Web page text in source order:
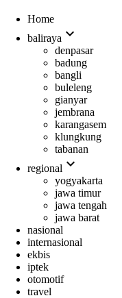
Home
baliraya expand_more
denpasar
badung
bangli
buleleng
gianyar
jembrana
karangasem
klungkung
tabanan
regional expand_more
yogyakarta
jawa timur
jawa tengah
jawa barat
nasional
internasional
ekbis
iptek
otomotif
travel